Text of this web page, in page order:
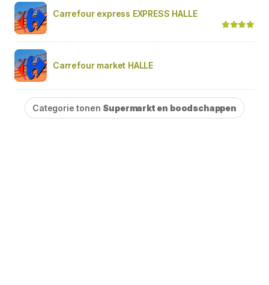
Carrefour express EXPRESS HALLE
Carrefour market HALLE
Categorie tonen Supermarkt en boodschappen